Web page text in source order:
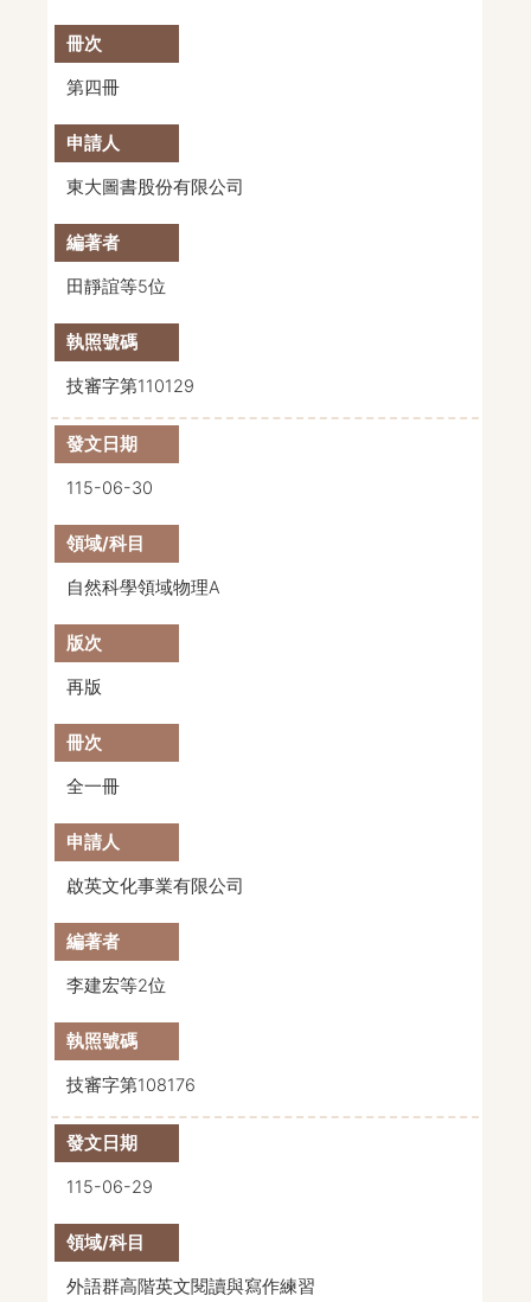
第四冊
東大圖書股份有限公司
田靜誼等5位
技審字第110129
115-06-30
自然科學領域物理A
再版
全一冊
啟英文化事業有限公司
李建宏等2位
技審字第108176
115-06-29
外語群高階英文閱讀與寫作練習